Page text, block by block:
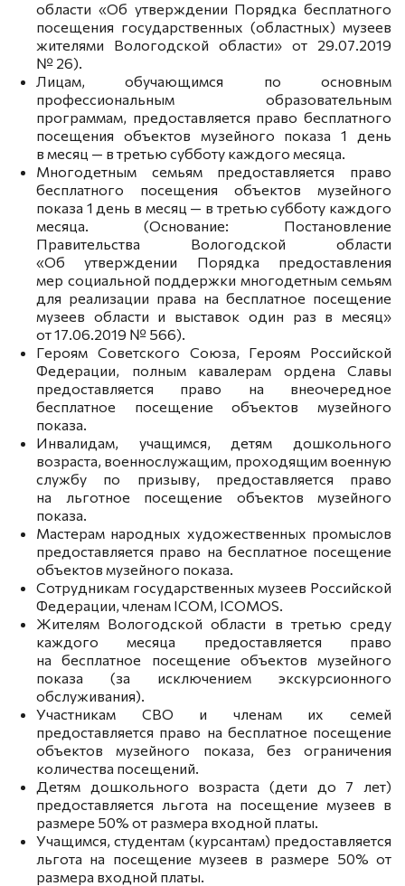
области «Об утверждении Порядка бесплатного
посещения государственных (областных) музеев
жителями Вологодской области» от 29.07.2019
№ 26).
Лицам, обучающимся по основным
профессиональным образовательным
программам, предоставляется право бесплатного
посещения объектов музейного показа 1 день
в месяц — в третью субботу каждого месяца.
Многодетным семьям предоставляется право
бесплатного посещения объектов музейного
показа 1 день в месяц — в третью субботу каждого
месяца. (Основание: Постановление
Правительства Вологодской области
«Об утверждении Порядка предоставления
мер социальной поддержки многодетным семьям
для реализации права на бесплатное посещение
музеев области и выставок один раз в месяц»
от 17.06.2019 № 566).
Героям Советского Союза, Героям Российской
Федерации, полным кавалерам ордена Славы
предоставляется право на внеочередное
бесплатное посещение объектов музейного
показа.
Инвалидам, учащимся, детям дошкольного
возраста, военнослужащим, проходящим военную
службу по призыву, предоставляется право
на льготное посещение объектов музейного
показа.
Мастерам народных художественных промыслов
предоставляется право на бесплатное посещение
объектов музейного показа.
Сотрудникам государственных музеев Российской
Федерации, членам ICOM, ICOMOS.
Жителям Вологодской области в третью среду
каждого месяца предоставляется право
на бесплатное посещение объектов музейного
показа (за исключением экскурсионного
обслуживания).
Участникам СВО и членам их семей
предоставляется право на бесплатное посещение
объектов музейного показа, без ограничения
количества посещений.
Детям дошкольного возраста (дети до 7 лет)
предоставляется льгота на посещение музеев в
размере 50% от размера входной платы.
Учащимся, студентам (курсантам) предоставляется
льгота на посещение музеев в размере 50% от
размера входной платы.